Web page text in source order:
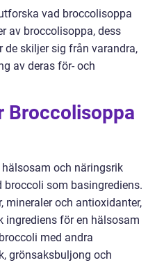
vad broccolisoppa
av broccolisoppa, dess
skiljer sig från varandra,
av deras för- och
Broccolisoppa
och näringsrik
som basingrediens.
mineraler och antioxidanter,
ingrediens för en hälsosam
med andra
grönsaksbuljong och